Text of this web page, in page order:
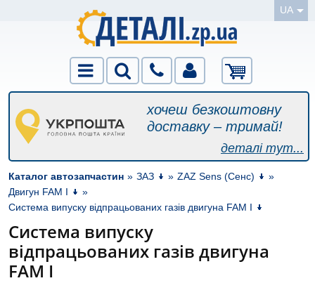
UA
хочеш безкоштовну
доставку – тримай!
деталі тут...
Каталог автозапчастин » ЗАЗ » ZAZ Sens (Сенс)
»
Двигун FAM I
»
Система випуску відпрацьованих газів двигуна FAM I
Система випуску
відпрацьованих газів двигуна
FAM I